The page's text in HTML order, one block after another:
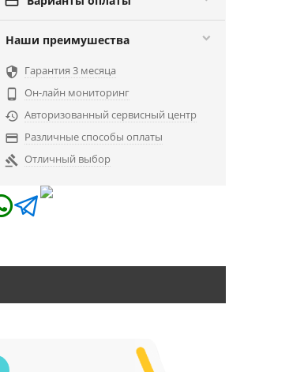
Наши преимушества
 Гарантия 3 месяца

Он-лайн мониторинг
 Авторизованный сервисный центр
 Различные способы оплаты
 Отличный выбор